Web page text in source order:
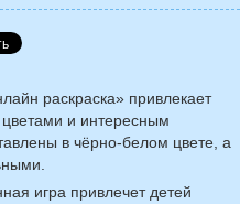
раскраска» привлекает
и интересным
в чёрно-белом цвете, а
игра привлечет детей